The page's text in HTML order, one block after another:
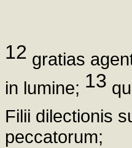
12 gratias
in lumine; 13
Filii dilectionis
peccatorum;